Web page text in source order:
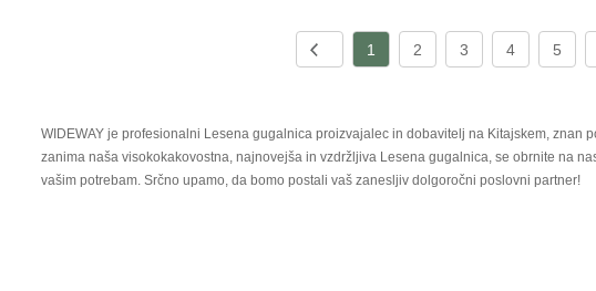
1 2 3 4 5
WIDEWAY je profesionalni Lesena gugalnica proizvajalec in dobavitelj na Kitajskem, znan
zanima naša visokokakovostna, najnovejša in vzdržljiva Lesena gugalnica, se obrnite na
vašim potrebam. Srčno upamo, da bomo postali vaš zanesljiv dolgoročni poslovni partner!